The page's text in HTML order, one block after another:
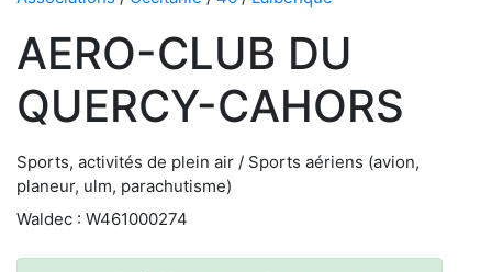
AERO-CLUB DU
QUERCY-CAHORS
Sports, activités de plein air / Sports aériens (avion,
planeur, ulm, parachutisme)
Waldec : W461000274